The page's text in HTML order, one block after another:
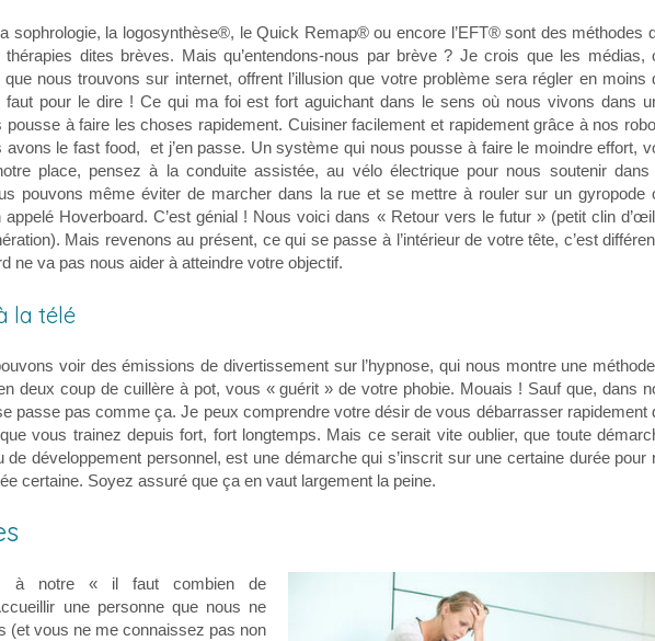
sophrologie, la logosynthèse®, le Quick Remap® ou encore l’EFT® sont des méthodes
dites brèves. Mais qu’entendons-nous par brève ? Je crois que les médias,
nous trouvons sur internet, offrent l’illusion que votre problème sera régler en moins
faut pour le dire ! Ce qui ma foi est fort aguichant dans le sens où nous vivons dans
pousse à faire les choses rapidement. Cuisiner facilement et rapidement grâce à nos
avons le fast food, et j’en passe. Un système qui nous pousse à faire le moindre effort,
place, pensez à la conduite assistée, au vélo électrique pour nous soutenir dans
pouvons même éviter de marcher dans la rue et se mettre à rouler sur un gyropode
appelé Hoverboard. C’est génial ! Nous voici dans « Retour vers le futur » (petit clin
Mais revenons au présent, ce qui se passe à l’intérieur de votre tête, c’est
ne va pas nous aider à atteindre votre objectif.
la télé
voir des émissions de divertissement sur l’hypnose, qui nous montre une
deux coup de cuillère à pot, vous « guérit » de votre phobie. Mouais ! Sauf que, dans
passe pas comme ça. Je peux comprendre votre désir de vous débarrasser rapidement
vous trainez depuis fort, fort longtemps. Mais ce serait vite oublier, que toute
de développement personnel, est une démarche qui s’inscrit sur une certaine durée pour
certaine. Soyez assuré que ça en vaut largement la peine.
à notre « il faut combien de
une personne que nous ne
(et vous ne me connaissez pas non